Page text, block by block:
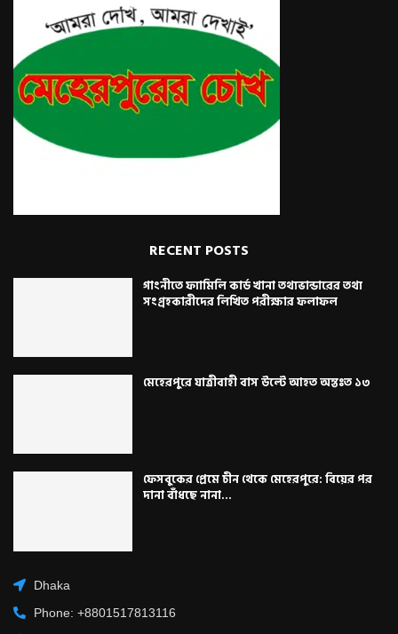
RECENT POSTS
গাংনীতে ফ্যামিলি কার্ড খানা তথ্যভান্ডারের তথ্য
সংগ্রহকারীদের লিখিত পরীক্ষার ফলাফল
মেহেরপুরে যাত্রীবাহী বাস উল্টে আহত অন্তঃত ১৩
ফেসবুকের প্রেমে চীন থেকে মেহেরপুরে: বিয়ের পর
দানা বাঁধছে নানা...
Dhaka
Phone: +8801517813116